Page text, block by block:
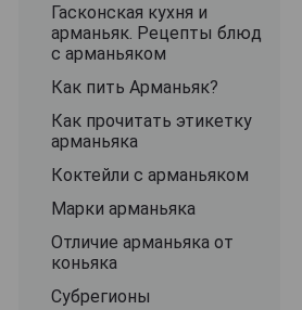
Гасконская кухня и
арманьяк. Рецепты блюд
с арманьяком
Как пить Арманьяк?
Как прочитать этикетку
арманьяка
Коктейли с арманьяком
Марки арманьяка
Отличие арманьяка от
коньяка
Субрегионы